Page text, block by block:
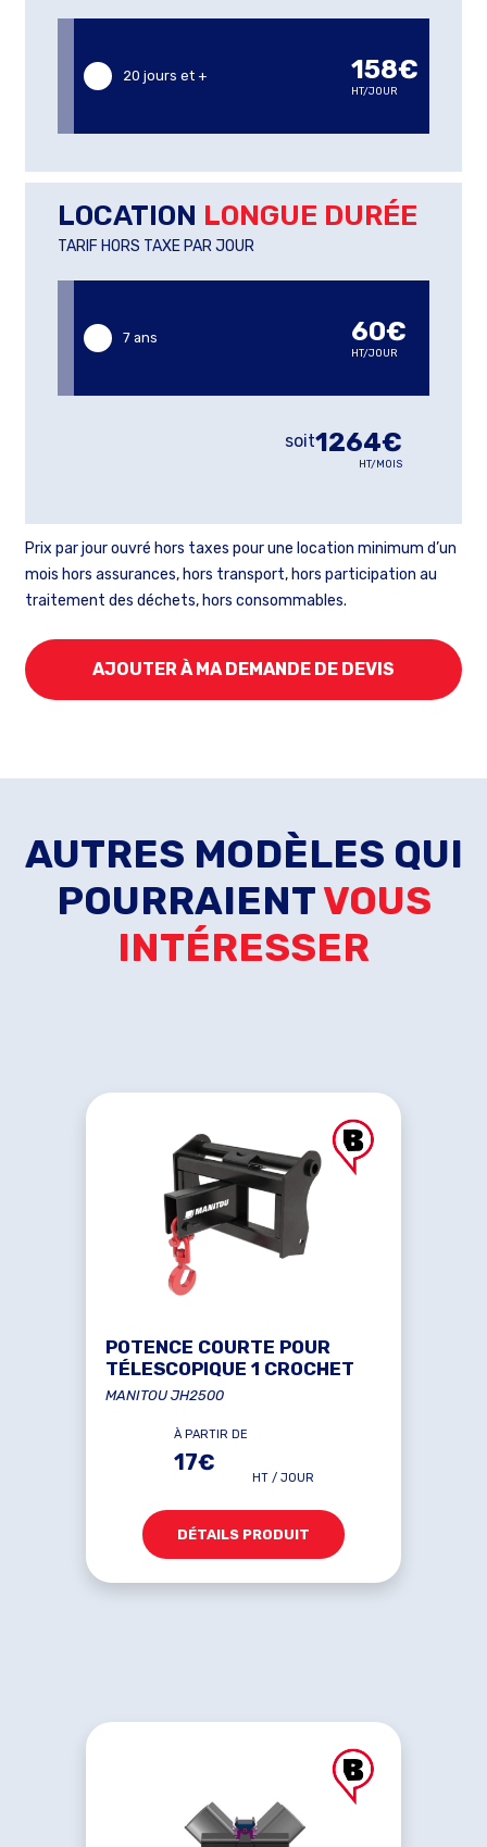
20 jours et + 158€
HT/JOUR
LOCATION LONGUE DURÉE
TARIF HORS TAXE PAR JOUR
7 ans 60€
HT/JOUR
soit1264€
HT/MOIS
Prix par jour ouvré hors taxes pour une location minimum d’un
mois hors assurances, hors transport, hors participation au
traitement des déchets, hors consommables.
AJOUTER À MA DEMANDE DE DEVIS
AUTRES MODÈLES QUI
POURRAIENTVOUS
INTÉRESSER
POTENCE COURTE POUR
TÉLESCOPIQUE 1 CROCHET
MANITOU JH2500
À PARTIR DE
17€
HT / JOUR
DÉTAILS PRODUIT